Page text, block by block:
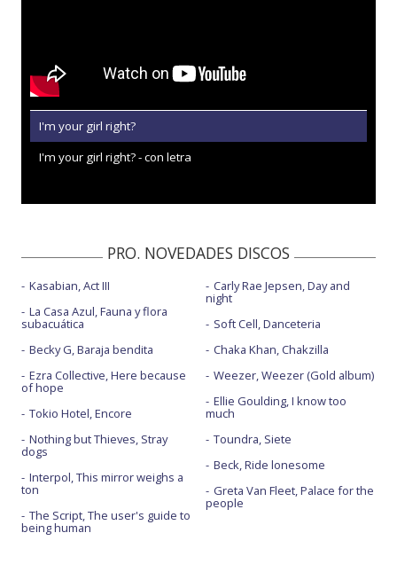
I'm your girl right?
I'm your girl right? - con letra
PRO. NOVEDADES DISCOS
Kasabian, Act III
La Casa Azul, Fauna y flora
subacuática
Becky G, Baraja bendita
Ezra Collective, Here because
of hope
Tokio Hotel, Encore
Nothing but Thieves, Stray
dogs
Interpol, This mirror weighs a
ton
The Script, The user's guide to
being human
Carly Rae Jepsen, Day and
night
Soft Cell, Danceteria
Chaka Khan, Chakzilla
Weezer, Weezer (Gold album)
Ellie Goulding, I know too
much
Toundra, Siete
Beck, Ride lonesome
Greta Van Fleet, Palace for the
people